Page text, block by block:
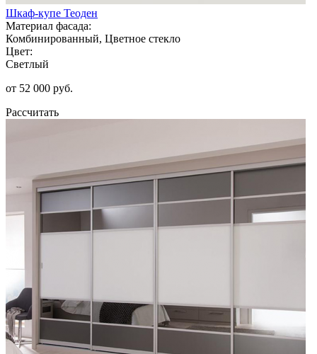
Шкаф-купе Теоден
Материал фасада:
Комбинированный, Цветное стекло
Цвет:
Светлый
от 52 000 руб.
Рассчитать